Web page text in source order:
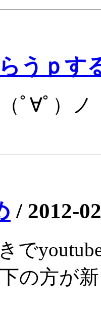
うｐす
ﾟ∀ﾟ）ノ
/ 2012-
で
の方が